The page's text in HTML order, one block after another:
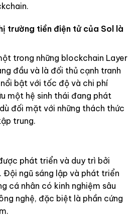
trường tiền điện tử của Sol là
trong những blockchain Layer
đầu và là đối thủ cạnh tranh
bật với tốc độ và chi phí
một hệ sinh thái đang phát
đối mặt với những thách thức
trung.
phát triển và duy trì bởi
. Đội ngũ sáng lập và phát triển
cá nhân có kinh nghiệm sâu
nghệ, đặc biệt là phần cứng